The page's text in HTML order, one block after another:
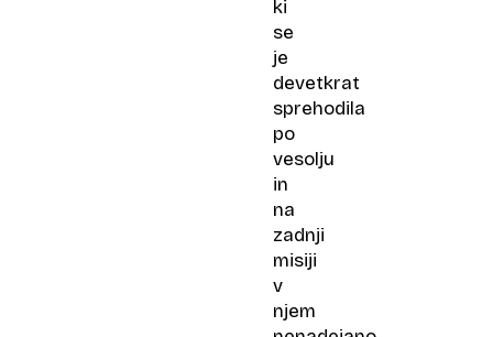
ki
se
je
devetkrat
sprehodila
po
vesolju
in
na
zadnji
misiji
v
njem